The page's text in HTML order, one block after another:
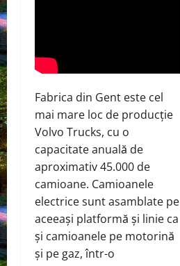
Fabrica din Gent este cel
mai mare loc de producție
Volvo Trucks, cu o
capacitate anuală de
aproximativ 45.000 de
camioane. Camioanele
electrice sunt asamblate pe
aceeași platformă și linie ca
și camioanele pe motorină
și pe gaz, într-o